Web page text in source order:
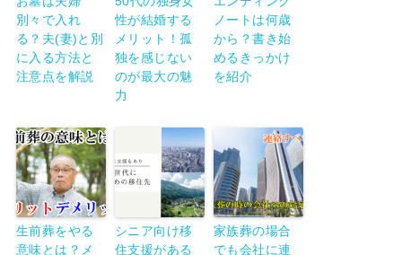
別々で入れ
る？夫(妻)と別
に入る方法と
注意点を解説
性が結婚する
メリット！孤
独を感じない
のが最大の魅
力
ノートは何歳
から？書き始
めるきっかけ
を紹介
生前葬をやる
意味とは？メ
シニア向け移
住支援がある
家族葬の場合
でも会社に連